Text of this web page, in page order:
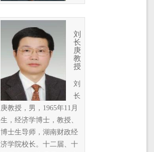
刘
长
庚
教
授
刘
长
庚教授，男，1965年11月
生，经济学博士，教授、
博士生导师，湖南财政经
济学院校长。十二届、十